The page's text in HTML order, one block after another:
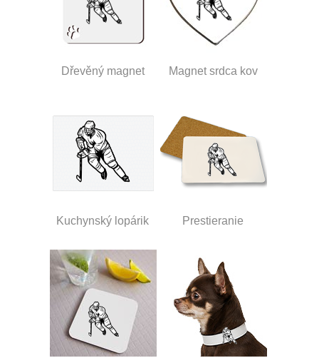
Dřevěný magnet Magnet srdca kov
Kuchynský lopárik Prestieranie